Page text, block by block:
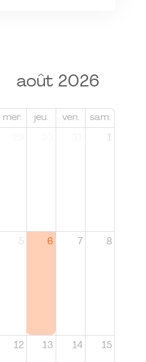
août 2026
mer. jeu. ven. sam.
1
5 6 7 8
12 13 14 15